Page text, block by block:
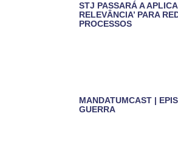
STJ PASSARÁ A
RELEVÂNCIA’ PARA
PROCESSOS
MANDATUMCAST |
GUERRA